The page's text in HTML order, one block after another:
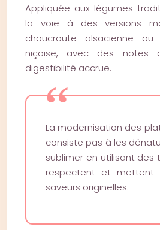
Appliquée aux légumes
la voie à des versions
choucroute alsacienne
niçoise, avec des notes
digestibilité accrue.
La modernisation des
consiste pas à les
sublimer en utilisant des
respectent et mettent
saveurs originelles.